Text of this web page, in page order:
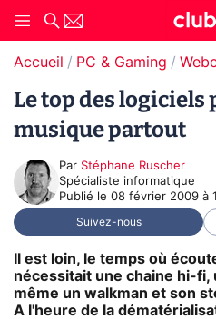
Accueil PC & Gaming
Le top des logiciels
musique partout
Par Stéphane Ruscher
Spécialiste informatique
Publié le 08 février 2009 à
Suivez-nous
Il est loin, le temps où
nécessitait une chaine hi-fi,
même un walkman et son
A l'heure de la